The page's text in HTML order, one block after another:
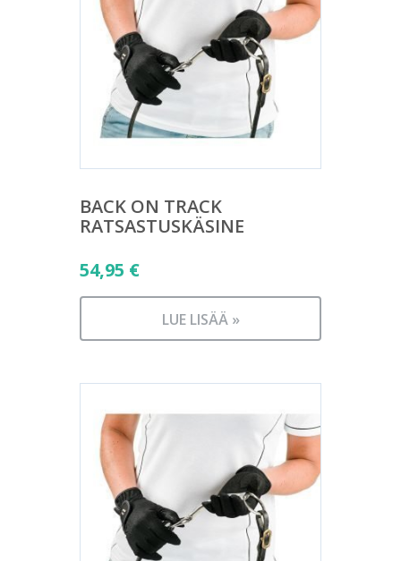
BACK ON TRACK
RATSASTUSKÄSINE
54,95 €
LUE LISÄÄ »